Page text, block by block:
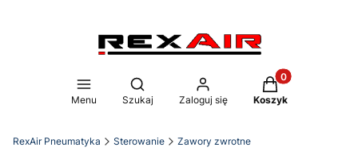
Menu
Otwórz wyszukiwarkę
Szukaj Zaloguj się
Produkty w
Koszyk
RexAir Pneumatyka Sterowanie Zawory zwrotne